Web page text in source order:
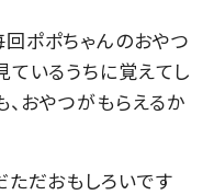
ポポちゃんのおやつ
ているうちに覚えてし
、おやつがもらえるか
ただおもしろいです